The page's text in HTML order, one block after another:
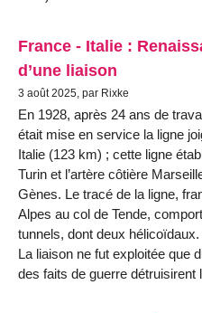
France - Italie :
d’une liaison
3 août 2025, par Rixke
En 1928, après 24 ans de
était mise en service la ligne
Italie (123 km) ; cette ligne
Turin et l’artère côtière
Gènes. Le tracé de la ligne,
Alpes au col de Tende,
tunnels, dont deux hélicoïdaux.
La liaison ne fut exploitée que
des faits de guerre